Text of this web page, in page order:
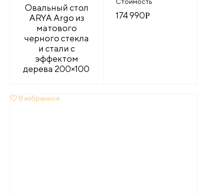
Овальный стол
ARYA Argo из
матового
черного стекла
и стали с
эффектом
дерева 200×100
174 990Р
В избранное